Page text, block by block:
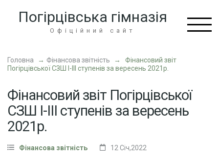
Enter)
Погірцівська гімназія
Офіційний сайт
Головна → Фінансова звітність →
Фінансовий звіт
Погірцівської СЗШ І-ІІІ ступенів за вересень 2021р.
Фінансовий звіт Погірцівської
СЗШ І-ІІІ ступенів за вересень
2021р.
Фінансова звітність 12 Січ,2022